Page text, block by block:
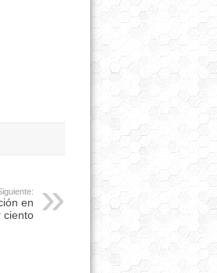
en
ciento